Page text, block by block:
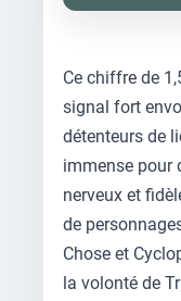
Ce chiffre de
signal fort
détenteurs de
immense pour
nerveux et
de
Chose et
la volonté de